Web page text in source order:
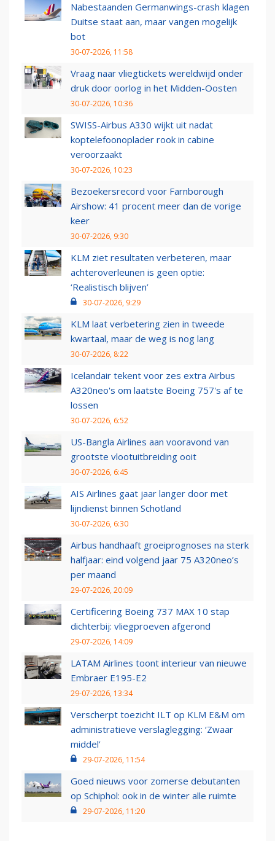
Nabestaanden Germanwings-crash klagen
Duitse staat aan, maar vangen mogelijk
bot
30-07-2026, 11:58
Vraag naar vliegtickets wereldwijd onder
druk door oorlog in het Midden-Oosten
30-07-2026, 10:36
SWISS-Airbus A330 wijkt uit nadat
koptelefoonoplader rook in cabine
veroorzaakt
30-07-2026, 10:23
Bezoekersrecord voor Farnborough
Airshow: 41 procent meer dan de vorige
keer
30-07-2026, 9:30
KLM ziet resultaten verbeteren, maar
achteroverleunen is geen optie:
‘Realistisch blijven’
30-07-2026, 9:29
KLM laat verbetering zien in tweede
kwartaal, maar de weg is nog lang
30-07-2026, 8:22
Icelandair tekent voor zes extra Airbus
A320neo's om laatste Boeing 757's af te
lossen
30-07-2026, 6:52
US-Bangla Airlines aan vooravond van
grootste vlootuitbreiding ooit
30-07-2026, 6:45
AIS Airlines gaat jaar langer door met
lijndienst binnen Schotland
30-07-2026, 6:30
Airbus handhaaft groeiprognoses na sterk
halfjaar: eind volgend jaar 75 A320neo’s
per maand
29-07-2026, 20:09
Certificering Boeing 737 MAX 10 stap
dichterbij: vliegproeven afgerond
29-07-2026, 14:09
LATAM Airlines toont interieur van nieuwe
Embraer E195-E2
29-07-2026, 13:34
Verscherpt toezicht ILT op KLM E&M om
administratieve verslaglegging: ‘Zwaar
middel’
29-07-2026, 11:54
Goed nieuws voor zomerse debutanten
op Schiphol: ook in de winter alle ruimte
29-07-2026, 11:20